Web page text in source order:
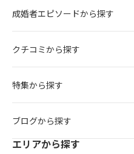
成婚者エピソードから探す
クチコミから探す
特集から探す
ブログから探す
エリアから探す